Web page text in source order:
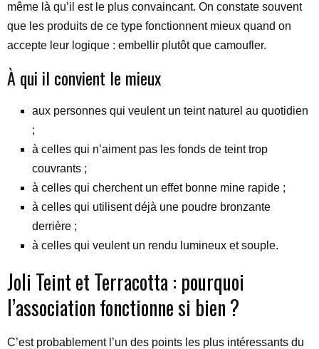
même là qu’il est le plus convaincant. On constate souvent
que les produits de ce type fonctionnent mieux quand on
accepte leur logique : embellir plutôt que camoufler.
À qui il convient le mieux
aux personnes qui veulent un teint naturel au quotidien
;
à celles qui n’aiment pas les fonds de teint trop
couvrants ;
à celles qui cherchent un effet bonne mine rapide ;
à celles qui utilisent déjà une poudre bronzante
derrière ;
à celles qui veulent un rendu lumineux et souple.
Joli Teint et Terracotta : pourquoi
l’association fonctionne si bien ?
C’est probablement l’un des points les plus intéressants du